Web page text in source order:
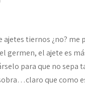
tiernos ¿no? me
germen, el ajete es
para que no sepa
que como